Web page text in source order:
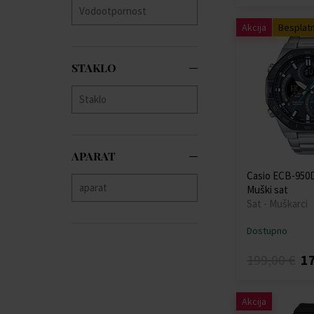
STAKLO
APARAT
Akcija
Casio ECB-
Muški sat
Sat - Muškarci
Dostupno
Akcija